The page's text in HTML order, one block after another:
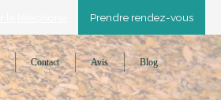
Prendre rendez-vous
Contact Avis Blog